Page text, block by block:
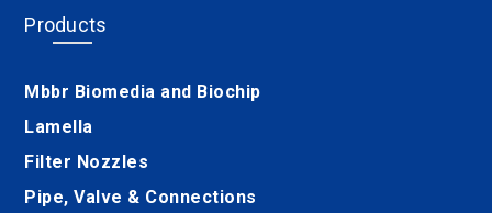
Products
Mbbr Biomedia and Biochip
Lamella
Filter Nozzles
Pipe, Valve & Connections